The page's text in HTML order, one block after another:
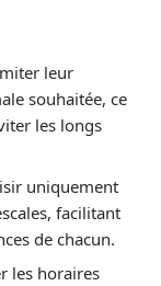
leur
souhaitée, ce
les longs
uniquement
facilitant
de chacun.
les horaires